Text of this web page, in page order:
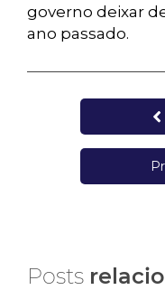
governo deixar
ano passado.
Posts